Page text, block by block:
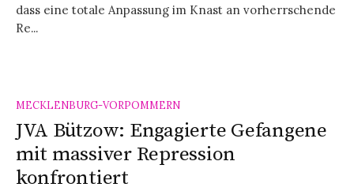
dass eine totale Anpassung im Knast an vorherrschende
Re...
MECKLENBURG-VORPOMMERN
JVA Bützow: Engagierte Gefangene
mit massiver Repression
konfrontiert